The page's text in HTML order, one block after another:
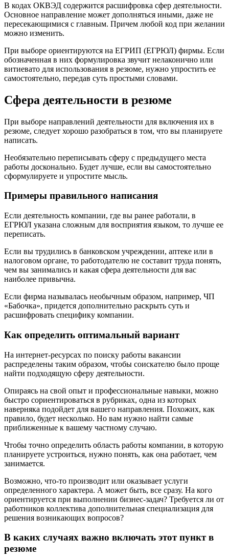
В кодах ОКВЭД содержится расшифровка сфер деятельности.
Основное направление может дополняться иными, даже не
пересекающимися с главным. Причем любой код при желании
можно изменить.
При выборе ориентируются на ЕГРИП (ЕГРЮЛ) фирмы. Если
обозначенная в них формулировка звучит нелаконично или
витиевато для использования в резюме, нужно упростить ее
самостоятельно, передав суть простыми словами.
Сфера деятельности в резюме
При выборе направлений деятельности для включения их в
резюме, следует хорошо разобраться в том, что вы планируете
написать.
Необязательно переписывать сферу с предыдущего места
работы досконально. Будет лучше, если вы самостоятельно
сформулируете и упростите мысль.
Примеры правильного написания
Если деятельность компании, где вы ранее работали, в
ЕГРЮЛ указана сложным для восприятия языком, то лучше ее
переписать.
Если вы трудились в банковском учреждении, аптеке или в
налоговом органе, то работодателю не составит труда понять,
чем вы занимались и какая сфера деятельности для вас
наиболее привычна.
Если фирма называлась необычным образом, например, ЧП
«Бабочка», придется дополнительно раскрыть суть и
расшифровать специфику компании.
Как определить оптимальный вариант
На интернет-ресурсах по поиску работы вакансии
распределены таким образом, чтобы соискателю было проще
найти подходящую сферу деятельности.
Опираясь на свой опыт и профессиональные навыки, можно
быстро сориентироваться в рубриках, одна из которых
наверняка подойдет для вашего направления. Похожих, как
правило, будет несколько. Но вам нужно найти самые
приближенные к вашему частному случаю.
Чтобы точно определить область работы компании, в которую
планируете устроиться, нужно понять, как она работает, чем
занимается.
Возможно, что-то производит или оказывает услуги
определенного характера. А может быть, все сразу. На кого
ориентируется при выполнении бизнес-задач? Требуется ли от
работников коллектива дополнительная специализация для
решения возникающих вопросов?
В каких случаях важно включать этот пункт в
резюме